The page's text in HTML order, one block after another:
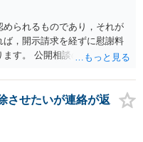
られるものであり，それが
，開示請求を経ずに慰謝料
す。 公開相談の場では回答
させたいが連絡が返